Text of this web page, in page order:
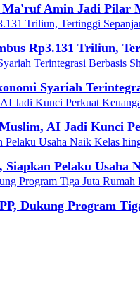
Amin Jadi Pilar
Rp3.131 Triliun,
Syariah
AI Jadi Kunci
Pelaku Usaha
Dukung Program